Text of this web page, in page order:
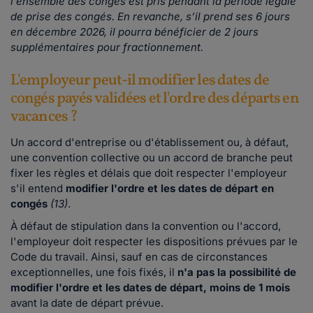
de prise des congés. En revanche, s’il prend ses 6 jours
en décembre 2026, il pourra bénéficier de 2 jours
supplémentaires pour fractionnement.
L'employeur peut-il modifier les dates de
congés payés validées et l'ordre des départs en
vacances ?
Un accord d'entreprise ou d'établissement ou, à défaut,
une convention collective ou un accord de branche peut
fixer les règles et délais que doit respecter l'employeur
s'il entend modifier l'ordre et les dates de départ en
congés (13).
À défaut de stipulation dans la convention ou l'accord,
l'employeur doit respecter les dispositions prévues par le
Code du travail. Ainsi, sauf en cas de circonstances
exceptionnelles, une fois fixés, il n'a pas la possibilité de
modifier l'ordre et les dates de départ, moins de 1 mois
avant la date de départ prévue.